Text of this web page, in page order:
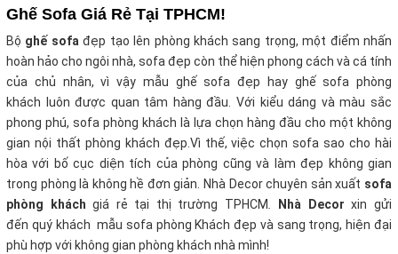
Ghế Sofa Giá Rẻ Tại TPHCM!
Bộ ghế sofađẹp tạo lên phòng khách sang trọng, một điểm nhấn
hoàn hảo cho ngôi nhà, sofa đẹp còn thể hiện phong cách và cá tính
của chủ nhân, vì vậy mẫu ghế sofa đẹp hay ghế sofa phòng
khách luôn được quan tâm hàng đầu. Với kiểu dáng và màu sắc
phong phú, sofa phòng khách là lựa chọn hàng đầu cho một không
gian nội thất phòng khách đẹp.Vì thế, việc chọn sofa sao cho hài
hòa với bố cục diện tích của phòng cũng và làm đẹp không gian
trong phòng là không hề đơn giản. Nhà Decor chuyên sản xuất sofa
phòng khách giá rẻ tại thị trường TPHCM. Nhà Decor xin gửi
đến quý khách mẫu sofa phòng Khách đẹp và sang trọng, hiện đại
phù hợp với không gian phòng khách nhà mình!